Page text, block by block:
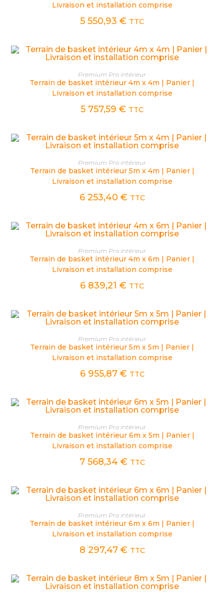
Livraison et installation comprise
5 550,93 € TTC
CHOIX DES OPTIONS
Premium Pro intérieur
Terrain de basket intérieur 4m x 4m | Panier |
Livraison et installation comprise
5 757,59 € TTC
CHOIX DES OPTIONS
Premium Pro intérieur
Terrain de basket intérieur 5m x 4m | Panier |
Livraison et installation comprise
6 253,40 € TTC
CHOIX DES OPTIONS
Premium Pro intérieur
Terrain de basket intérieur 4m x 6m | Panier |
Livraison et installation comprise
6 839,21 € TTC
CHOIX DES OPTIONS
Premium Pro intérieur
Terrain de basket intérieur 5m x 5m | Panier |
Livraison et installation comprise
6 955,87 € TTC
CHOIX DES OPTIONS
Premium Pro intérieur
Terrain de basket intérieur 6m x 5m | Panier |
Livraison et installation comprise
7 568,34 € TTC
CHOIX DES OPTIONS
Premium Pro intérieur
Terrain de basket intérieur 6m x 6m | Panier |
Livraison et installation comprise
8 297,47 € TTC